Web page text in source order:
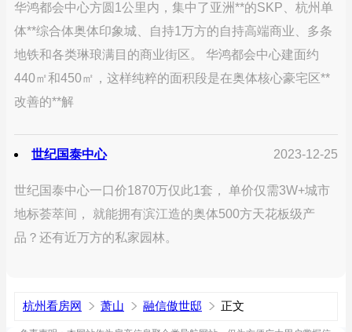
华鸿都会中心方圆1公里内，集中了亚洲**的SKP、杭州单
体**综合体奥体印象城、自持1万方的自持高端商业、多条
地铁和各类琳琅满目的商业街区。 华鸿都会中心建面约
440㎡和450㎡，这样纯粹的面积段是在奥体核心豪宅区**
改善的**解
世纪国泰中心 2023-12-25
世纪国泰中心一口价1870万仅此1套， 单价仅需3W+城市
地标荟萃间， 就能拥有滨江造的奥体500方天花板级产
品？还有近万方的私家园林。
杭州看房网 萧山 融信傲世邸 正文